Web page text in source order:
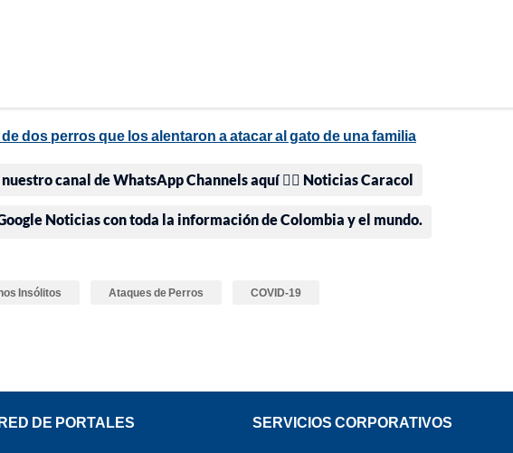
dos perros que los alentaron a atacar al gato de una familia
canal de WhatsApp Channels aquí 👉🏻 Noticias Caracol
Noticias con toda la información de Colombia y el mundo.
Insólitos Ataques de Perros COVID-19
DE PORTALES SERVICIOS CORPORATIVOS